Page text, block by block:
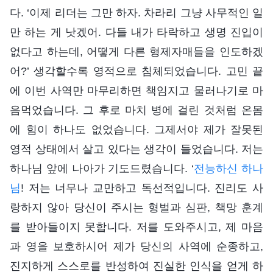
다. ‘이제 리더는 그만 하자. 차라리 그냥 사무적인 일
만 하는 게 낫겠어. 다들 내가 타락하고 생명 진입이
없다고 하는데, 어떻게 다른 형제자매들을 인도하겠
어?’ 생각할수록 영적으로 침체되었습니다. 고민 끝
에 이번 사역만 마무리하면 책임지고 물러나기로 마
음먹었습니다. 그 후로 마치 병에 걸린 것처럼 온몸
에 힘이 하나도 없었습니다. 그제서야 제가 잘못된
영적 상태에서 살고 있다는 생각이 들었습니다. 저는
하나님 앞에 나아가 기도드렸습니다. ‘전능하신 하나
님! 저는 너무나 교만하고 독선적입니다. 진리도 사
랑하지 않아 당신이 주시는 형벌과 심판, 책망 훈계
를 받아들이지 못합니다. 저를 도와주시고, 제 마음
과 영을 보호하시어 제가 당신의 사역에 순종하고,
진지하게 스스로를 반성하여 진실한 인식을 얻게 하